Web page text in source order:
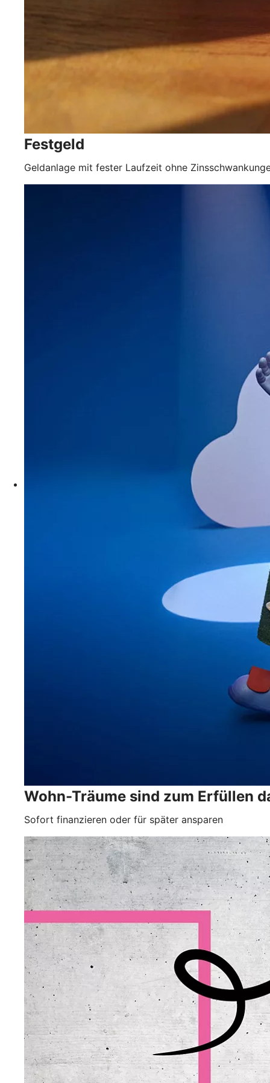
Festgeld
Geldanlage mit fester Laufzeit ohne
Wohn-Träume sind zum Erfüllen
Sofort finanzieren oder für später ansparen